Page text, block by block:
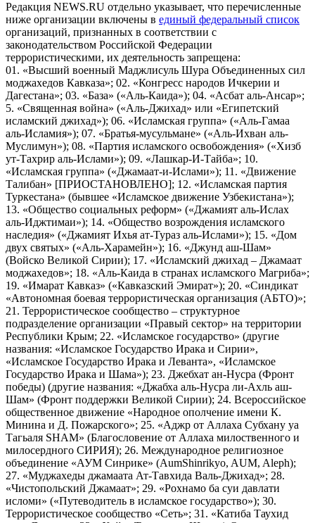
Редакция NEWS.RU отдельно указывает, что перечисленные
ниже организации включены в единый федеральный список
организаций, признанных в соответствии с
законодательством Российской Федерации
террористическими, их деятельность запрещена:
01. «Высший военный Маджлисуль Шура Объединенных сил
моджахедов Кавказа»; 02. «Конгресс народов Ичкерии и
Дагестана»; 03. «База» («Аль-Каида»); 04. «Асбат аль-Ансар»;
5. «Священная война» («Аль-Джихад» или «Египетский
исламский джихад»); 06. «Исламская группа» («Аль-Гамаа
аль-Исламия»); 07. «Братья-мусульмане» («Аль-Ихван аль-
Муслимун»); 08. «Партия исламского освобождения» («Хизб
ут-Тахрир аль-Ислами»); 09. «Лашкар-И-Тайба»; 10.
«Исламская группа» («Джамаат-и-Ислами»); 11. «Движение
Талибан» [ПРИОСТАНОВЛЕНО]; 12. «Исламская партия
Туркестана» (бывшее «Исламское движение Узбекистана»);
13. «Общество социальных реформ» («Джамият аль-Ислах
аль-Иджтимаи»); 14. «Общество возрождения исламского
наследия» («Джамият Ихья ат-Тураз аль-Ислами»); 15. «Дом
двух святых» («Аль-Харамейн»); 16. «Джунд аш-Шам»
(Войско Великой Сирии); 17. «Исламский джихад – Джамаат
моджахедов»; 18. «Аль-Каида в странах исламского Магриба»;
19. «Имарат Кавказ» («Кавказский Эмират»); 20. «Синдикат
«Автономная боевая террористическая организация (АБТО)»;
21. Террористическое сообщество – структурное
подразделение организации «Правый сектор» на территории
Республики Крым; 22. «Исламское государство» (другие
названия: «Исламское Государство Ирака и Сирии»,
«Исламское Государство Ирака и Леванта», «Исламское
Государство Ирака и Шама»); 23. Джебхат ан-Нусра (Фронт
победы) (другие названия: «Джабха аль-Нусра ли-Ахль аш-
Шам» (Фронт поддержки Великой Сирии); 24. Всероссийское
общественное движение «Народное ополчение имени К.
Минина и Д. Пожарского»; 25. «Аджр от Аллаха Субхану уа
Тагьаля SHAM» (Благословение от Аллаха милоственного и
милосердного СИРИЯ); 26. Международное религиозное
объединение «АУМ Синрике» (AumShinrikyo, AUM, Aleph);
27. «Муджахеды джамаата Ат-Тавхида Валь-Джихад»; 28.
«Чистопольский Джамаат»; 29. «Рохнамо ба суи давлати
исломи» («Путеводитель в исламское государство»); 30.
Террористическое сообщество «Сеть»; 31. «Катиба Таухид